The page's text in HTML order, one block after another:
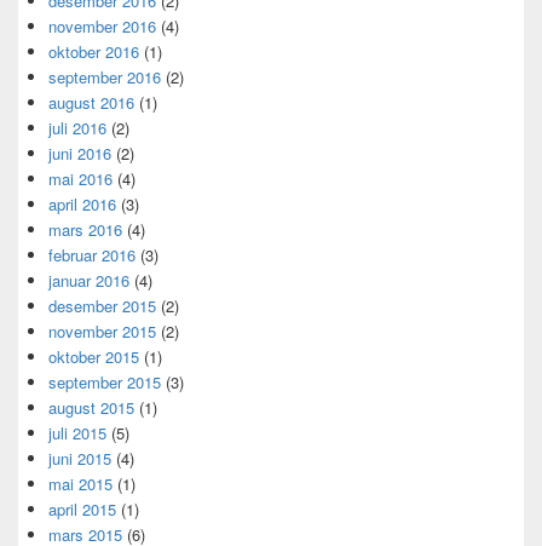
november 2016 (4)
oktober 2016 (1)
september 2016 (2)
august 2016 (1)
juli 2016 (2)
juni 2016 (2)
mai 2016 (4)
april 2016 (3)
mars 2016 (4)
februar 2016 (3)
januar 2016 (4)
desember 2015 (2)
november 2015 (2)
oktober 2015 (1)
september 2015 (3)
august 2015 (1)
juli 2015 (5)
juni 2015 (4)
mai 2015 (1)
april 2015 (1)
mars 2015 (6)